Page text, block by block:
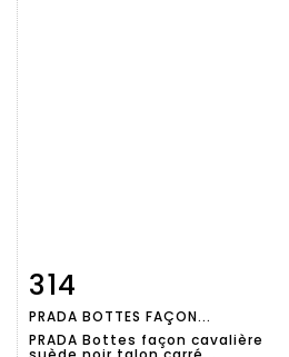
détaillée
314
PRADA BOTTES FAÇON...
PRADA Bottes façon cavalière